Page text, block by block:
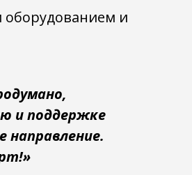
оборудованием и
и поддержке
направление.